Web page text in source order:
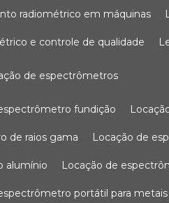
radiométrico em máquinas
e controle de qualidade
de espectrômetros
fundição
de raios gama locação de
alumínio locação de
portátil para metais